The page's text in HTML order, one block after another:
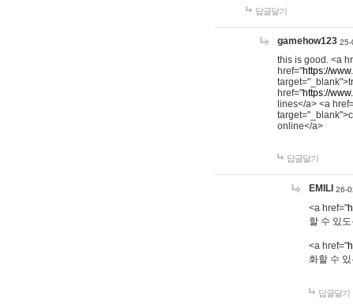
답글달기
gamehow123 25-
this is good. <a
href="https://
href="https://
lines</a> <a
online</a>
답글달기
EMILI 26-
<a href="
할 수 있
<a href="
화할 수
답글달기